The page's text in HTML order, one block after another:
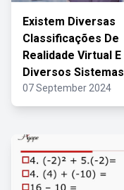
Existem Diversas
Classificações De
Realidade Virtual E
Diversos Sistemas
07 September 2024